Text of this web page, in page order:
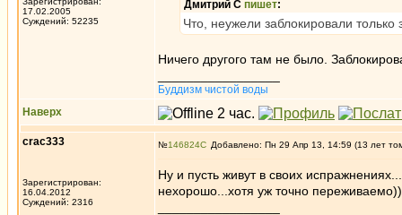
17.02.2005
Суждений: 52235
Дмитрий С пишет:
Что, неужели заблокировали
Ничего другого там не было.
Буддизм чистой воды
Наверх
crac333
Зарегистрирован:
16.04.2012
Суждений: 2316
№146824 Добавлено: Пн 29 Апр 13, 14:59 (13 лет
Ну и пусть живут в своих
нехорошо...хотя уж точно